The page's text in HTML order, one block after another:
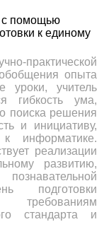
с помощью
к единому
практической
опыта
уроки, учитель
гибкость ума,
поиска решения
и инициативу,
к информатике.
реализации
развитию,
подготовки
требованиям
стандарта и